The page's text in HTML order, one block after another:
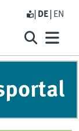
DE EN